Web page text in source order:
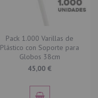
Pack 1.000 Varillas de
Plástico con Soporte para
Globos 38cm
45,00 €